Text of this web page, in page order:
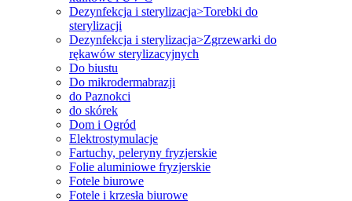
Dezynfekcja i sterylizacja>Torebki do
sterylizacji
Dezynfekcja i sterylizacja>Zgrzewarki do
rękawów sterylizacyjnych
Do biustu
Do mikrodermabrazji
do Paznokci
do skórek
Dom i Ogród
Elektrostymulacje
Fartuchy, peleryny fryzjerskie
Folie aluminiowe fryzjerskie
Fotele biurowe
Fotele i krzesła biurowe